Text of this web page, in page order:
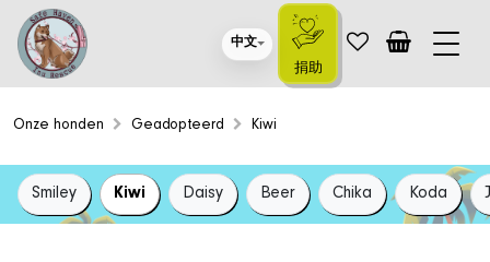
中文
捐助
Onze honden Geadopteerd Kiwi
Smiley Kiwi Daisy Beer Chika Koda